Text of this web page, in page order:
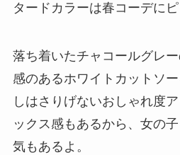
タードカラーは春コーデにピ
落ち着いたチャコールグレ
感のあるホワイトカットソ
しはさりげないおしゃれ度
ックス感もあるから、女の
気もあるよ。